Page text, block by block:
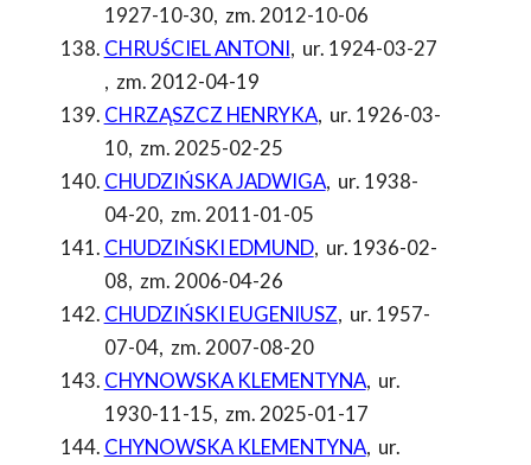
1927-10-30, zm. 2012-10-06
CHRUŚCIEL ANTONI, ur. 1924-03-27
, zm. 2012-04-19
CHRZĄSZCZ HENRYKA, ur. 1926-03-
10, zm. 2025-02-25
CHUDZIŃSKA JADWIGA, ur. 1938-
04-20, zm. 2011-01-05
CHUDZIŃSKI EDMUND, ur. 1936-02-
08, zm. 2006-04-26
CHUDZIŃSKI EUGENIUSZ, ur. 1957-
07-04, zm. 2007-08-20
CHYNOWSKA KLEMENTYNA, ur.
1930-11-15, zm. 2025-01-17
CHYNOWSKA KLEMENTYNA, ur.